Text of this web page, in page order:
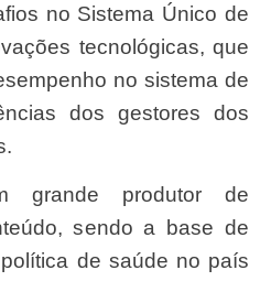
no Sistema Único de
tecnológicas, que
no sistema de
dos gestores dos
sendo a base de
de saúde no país